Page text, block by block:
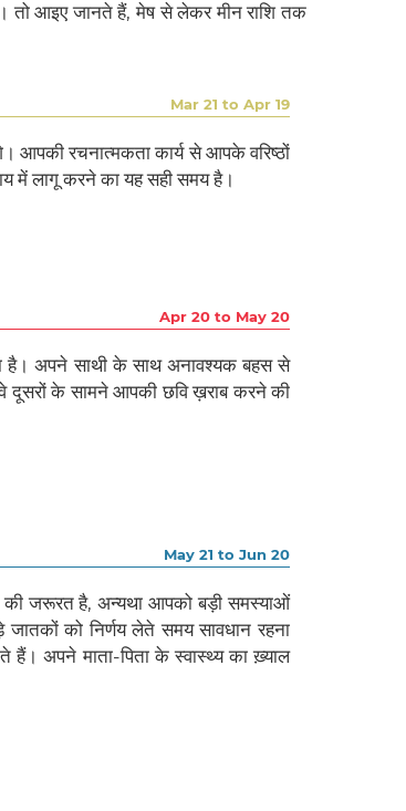
आइए जानते हैं, मेष से लेकर मीन राशि तक
Mar 21 to Apr 19
रचनात्मकता कार्य से आपके वरिष्ठों
में लागू करने का यह सही समय है।
Apr 20 to May 20
है। अपने साथी के साथ अनावश्यक बहस से
के सामने आपकी छवि ख़राब करने की
May 21 to Jun 20
जरूरत है, अन्यथा आपको बड़ी समस्याओं
को निर्णय लेते समय सावधान रहना
हैं। अपने माता-पिता के स्वास्थ्य का ख़्याल